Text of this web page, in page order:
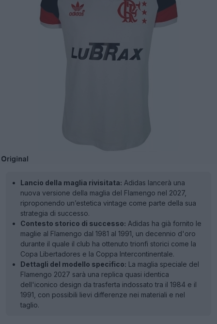
Lancio della maglia rivisitata: Adidas lancerà una
nuova versione della maglia del Flamengo nel 2027,
riproponendo un’estetica vintage come parte della sua
strategia di successo.
Contesto storico di successo: Adidas ha già fornito le
maglie al Flamengo dal 1981 al 1991, un decennio d'oro
durante il quale il club ha ottenuto trionfi storici come la
Copa Libertadores e la Coppa Intercontinentale.
Dettagli del modello specifico: La maglia speciale del
Flamengo 2027 sarà una replica quasi identica
dell'iconico design da trasferta indossato tra il 1984 e il
1991, con possibili lievi differenze nei materiali e nel
taglio.